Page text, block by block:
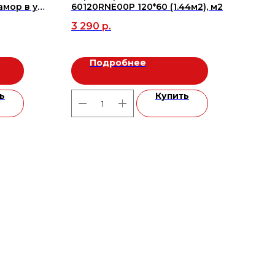
в уп.
60120RNE00P 120*60 (1.44м2), м2
3 290 р.
Подробнее
Купить